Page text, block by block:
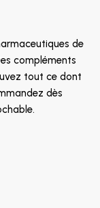
de
compléments
tout ce dont
dès